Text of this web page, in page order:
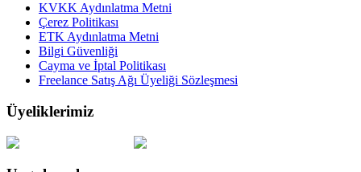
KVKK Aydınlatma Metni
Çerez Politikası
ETK Aydınlatma Metni
Bilgi Güvenliği
Cayma ve İptal Politikası
Freelance Satış Ağı Üyeliği Sözleşmesi
Üyeliklerimiz